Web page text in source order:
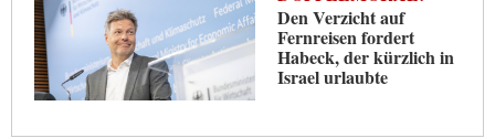
Den Verzicht auf
Fernreisen fordert
Habeck, der kürzlich in
Israel urlaubte